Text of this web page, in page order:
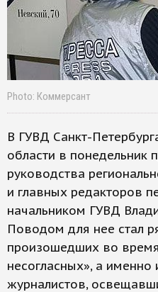
Photo: Коммерсант
В ГУВД Санкт-
области в понедельник
руководства
и главных редакторов
начальником ГУВД
Поводом для нее стал
произошедших во
несогласных», а
журналистов,